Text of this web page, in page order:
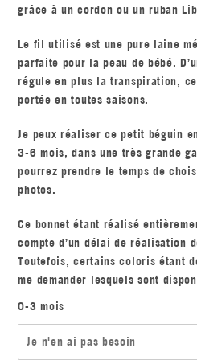
grâce à un cordon ou un ruban
Le fil utilisé est une pure laine
parfaite pour la peau de bébé.
régule en plus la transpiration,
portée en toutes saisons.
Je peux réaliser ce petit béguin
3-6 mois, dans une très grande
pourrez prendre le temps de
photos.
Ce bonnet étant réalisé
compte d’un délai de réalisation
Toutefois, certains coloris étant
me demander lesquels sont
0-3 mois
Je n'en ai pas besoin